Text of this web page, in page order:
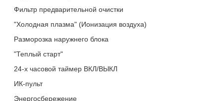
Фильтр предварительной очистки
"Холодная плазма" (Ионизация воздуха)
Разморозка наружнего блока
"Теплый старт"
24-х часовой таймер ВКЛ/ВЫКЛ
ИК-пульт
Энергосбережение